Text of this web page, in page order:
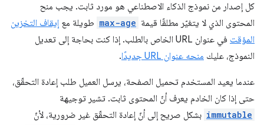
كل إصدار من نموذج الذكاء الاصطناعي هو مورد ثابت. يجب منح
المحتوى الذي لا يتغيّر مطلقًا قيمة max-age طويلة مع إيقاف التخزين
المؤقت
في عنوان URL الخاص بالطلب. إذا كنت بحاجة إلى تعديل
النموذج، عليك منحه عنوان URL جديدًا .
عندما يعيد المستخدم تحميل الصفحة، يرسل العميل طلب إعادة التحقّق،
حتى إذا كان الخادم يعرف أنّ المحتوى ثابت. تشير توجيهة
immutable بشكل صريح إلى أنّ إعادة التحقّق غير ضرورية، لأنّ